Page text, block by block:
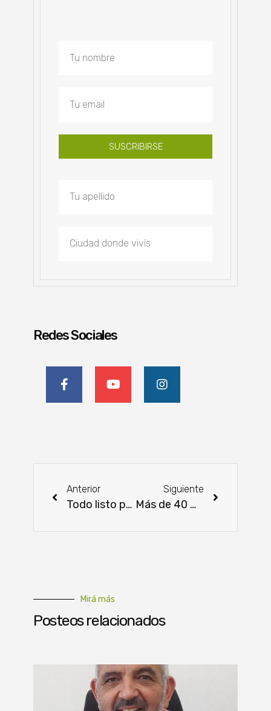
SUSCRIBIRSE
Redes Sociales
Anterior
Todo listo para la gran apertura de la EXPOPY 2025
Siguiente
Más de 40 mipymes culminaron capacitación del Programa de Cultura Financiera
Mirá más
Posteos relacionados